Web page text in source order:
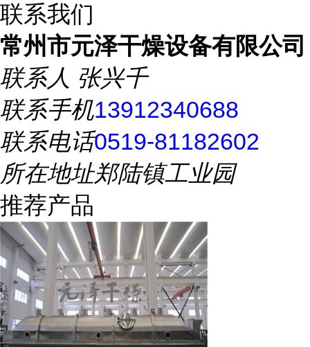
联系我们
常州市元泽干燥设备有限公司
联系人 张兴千
联系手机13912340688
联系电话0519-81182602
所在地址郑陆镇工业园
推荐产品